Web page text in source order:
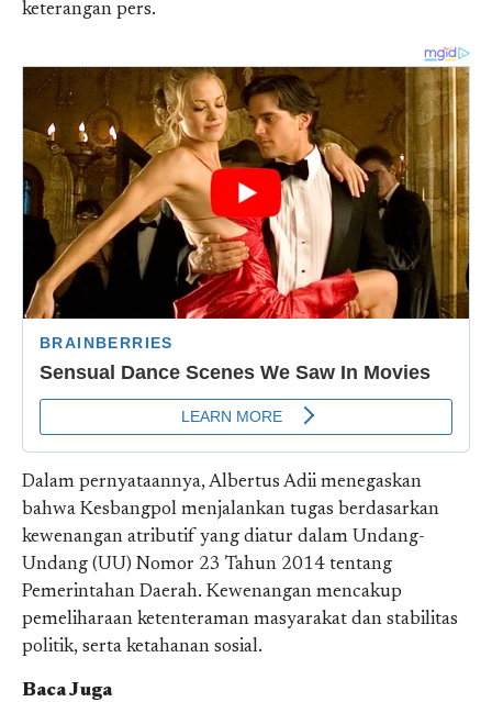
keterangan pers.
Dalam pernyataannya, Albertus Adii menegaskan
bahwa Kesbangpol menjalankan tugas berdasarkan
kewenangan atributif yang diatur dalam Undang-
Undang (UU) Nomor 23 Tahun 2014 tentang
Pemerintahan Daerah. Kewenangan mencakup
pemeliharaan ketenteraman masyarakat dan stabilitas
politik, serta ketahanan sosial.
Baca Juga